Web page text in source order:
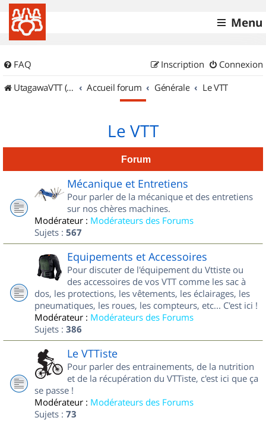
Menu
FAQ Connexion
Inscription
UtagawaVTT (Randos VTT et VTTAE avec traces GPS)
Accueil forum Générale Le VTT
Le VTT
Forum
Mécanique et Entretiens
Pour parler de la mécanique et des entretiens
sur nos chères machines.
Modérateur : Modérateurs des Forums
Sujets : 567
Equipements et Accessoires
Pour discuter de l'équipement du Vttiste ou
des accessoires de vos VTT comme les sac à
dos, les protections, les vêtements, les éclairages, les
pneumatiques, les roues, les compteurs, etc... C'est ici !
Modérateur : Modérateurs des Forums
Sujets : 386
Le VTTiste
Pour parler des entrainements, de la nutrition
et de la récupération du VTTiste, c'est ici que ça
se passe !
Modérateur : Modérateurs des Forums
Sujets : 73